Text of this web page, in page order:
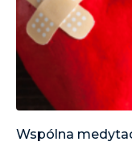
Wspólna